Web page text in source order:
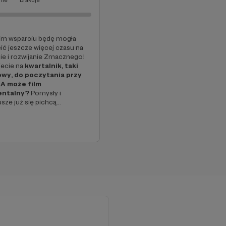
wsparciu będę mogła
jeszcze więcej czasu na
i rozwijanie Zmacznego!
na kwartalnik, taki
do poczytania przy
może film
Pomysły i
już się pichcą...